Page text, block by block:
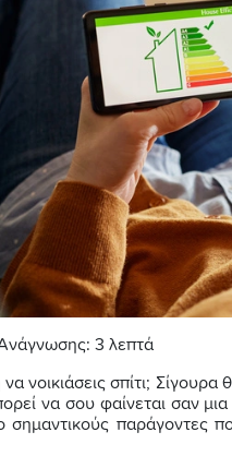
3 λεπτά
νοικιάσεις σπίτι; Σίγουρα
να σου φαίνεται σαν
σημαντικούς παράγοντες